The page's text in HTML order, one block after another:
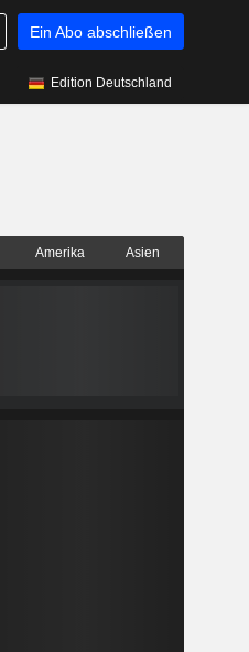
Ein Abo abschließen
Edition Deutschland
Amerika Asien